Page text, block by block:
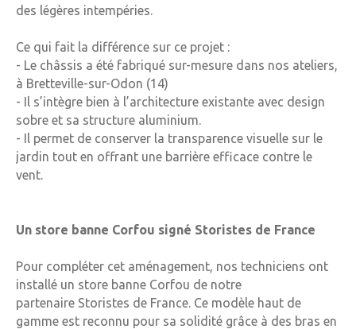
des légères intempéries.
Ce qui fait la différence sur ce projet :
- Le châssis a été fabriqué sur-mesure dans nos ateliers,
à Bretteville-sur-Odon (14)
- Il s’intègre bien à l’architecture existante avec design
sobre et sa structure aluminium.
- Il permet de conserver la transparence visuelle sur le
jardin tout en offrant une barrière efficace contre le
vent.
Un store banne Corfou signé Storistes de France
Pour compléter cet aménagement, nos techniciens ont
installé un store banne Corfou de notre
partenaire Storistes de France. Ce modèle haut de
gamme est reconnu pour sa solidité grâce à des bras en